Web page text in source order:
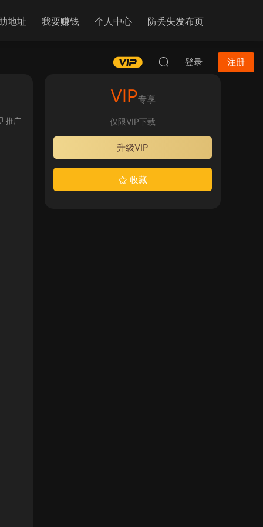
地址 我要赚钱 个人中心 防丢失发布页
登录 注册
推广
VIP专享
仅限VIP下载
升级VIP
收藏